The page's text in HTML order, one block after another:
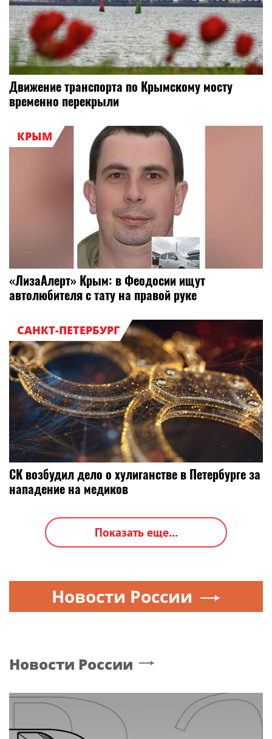
Движение транспорта по Крымскому мосту
временно перекрыли
КРЫМ
«ЛизаАлерт» Крым: в Феодосии ищут
автолюбителя с тату на правой руке
САНКТ-ПЕТЕРБУРГ
СК возбудил дело о хулиганстве в Петербурге за
нападение на медиков
Показать еще...
Новости России
Новости России